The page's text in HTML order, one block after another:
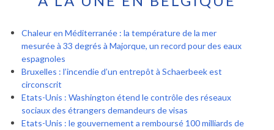
Chaleur en Méditerranée : la température de la mer
mesurée à 33 degrés à Majorque, un record pour des eaux
espagnoles
Bruxelles : l’incendie d’un entrepôt à Schaerbeek est
circonscrit
Etats-Unis : Washington étend le contrôle des réseaux
sociaux des étrangers demandeurs de visas
Etats-Unis : le gouvernement a remboursé 100 milliards de